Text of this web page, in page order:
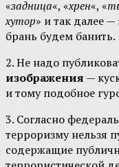
«задница«, «хрен«, «
хутор» и так далее
брань будем банить.
2. Не надо
изображения —
и тому подобное
3. Согласно
терроризму нельзя
содержащие